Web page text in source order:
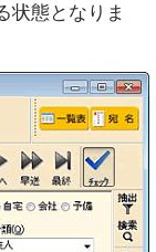
状態となりま